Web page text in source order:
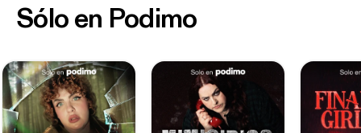
Sólo en Podimo